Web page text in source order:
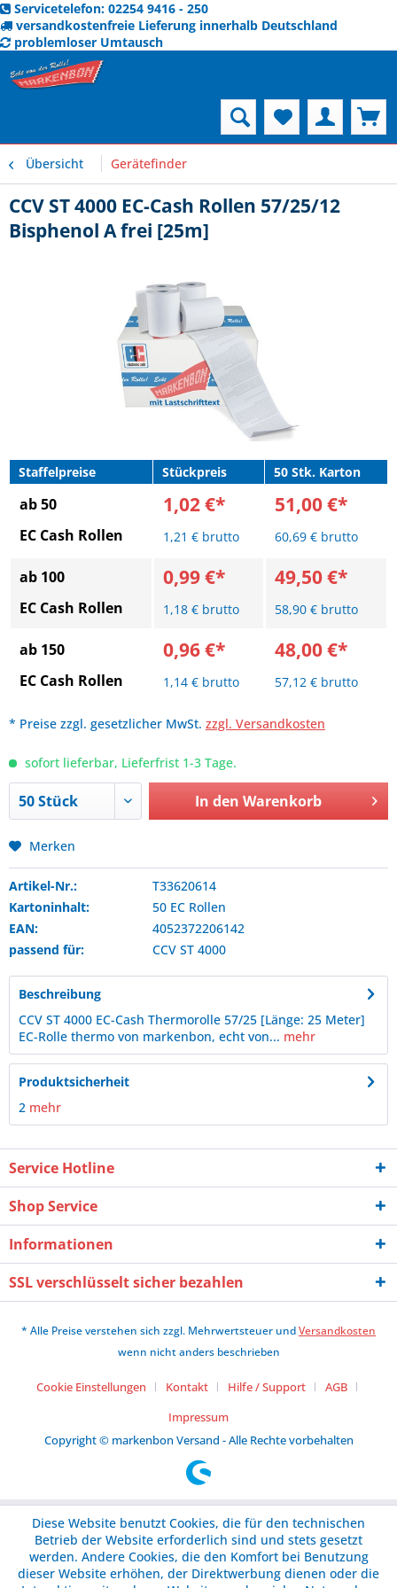
Servicetelefon: 02254 9416 - 250
versandkostenfreie Lieferung innerhalb Deutschland
problemloser Umtausch
Übersicht Gerätefinder
CCV ST 4000 EC-Cash Rollen 57/25/12
Bisphenol A frei [25m]
Staffelpreise Stückpreis 50 Stk. Karton
ab 50
EC Cash Rollen
1,02 €*
1,21 € brutto
51,00 €*
60,69 € brutto
ab 100
EC Cash Rollen
0,99 €*
1,18 € brutto
49,50 €*
58,90 € brutto
ab 150
EC Cash Rollen
0,96 €*
1,14 € brutto
48,00 €*
57,12 € brutto
* Preise zzgl. gesetzlicher MwSt. zzgl. Versandkosten
sofort lieferbar, Lieferfrist 1-3 Tage.
In den Warenkorb
Merken
Artikel-Nr.:
T33620614
Kartoninhalt:
50 EC Rollen
EAN:
4052372206142
passend für:
CCV ST 4000
Beschreibung
CCV ST 4000 EC-Cash Thermorolle 57/25 [Länge: 25 Meter]
EC-Rolle thermo von markenbon, echt von... mehr
Produktsicherheit
2 mehr
Service Hotline
Shop Service
Informationen
SSL verschlüsselt sicher bezahlen
* Alle Preise verstehen sich zzgl. Mehrwertsteuer undVersandkosten
wenn nicht anders beschrieben
Cookie Einstellungen Kontakt Hilfe / Support
AGB
Impressum
Copyright © markenbon Versand - Alle Rechte vorbehalten
Diese Website benutzt Cookies, die für den technischen
Betrieb der Website erforderlich sind und stets gesetzt
werden. Andere Cookies, die den Komfort bei Benutzung
dieser Website erhöhen, der Direktwerbung dienen oder die